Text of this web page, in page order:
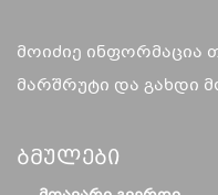
მოიძიე ინფორმაცია
მარშრუტი და გახდი
Ბმულები